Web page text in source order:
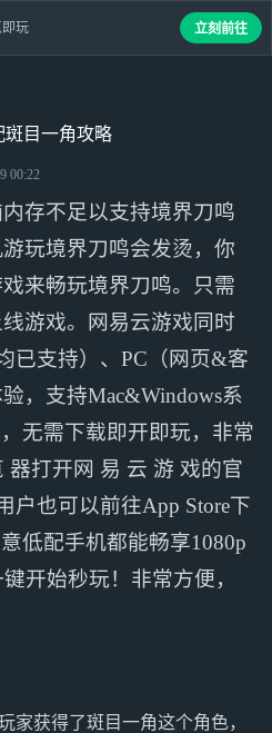
斑目一角攻略
00:22
存不足以支持境界刀鸣
玩境界刀鸣会发烫，你
来畅玩境界刀鸣。只需
游戏。网易云游戏同时
已支持）、PC（网页&客
，支持Mac&Windows系
无需下载即开即玩，非常
打开网 易 云 游 戏的官
户也可以前往App Store下
低配手机都能畅享1080p
开始秒玩！非常方便，
家获得了斑目一角这个角色，
玩 立刻前往